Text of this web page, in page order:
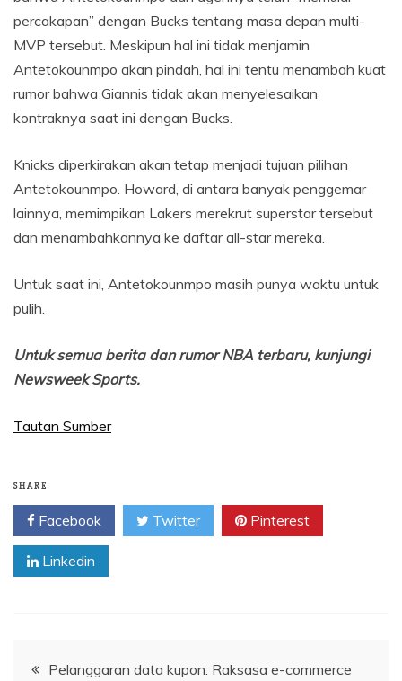
percakapan” dengan Bucks tentang masa depan multi-
MVP tersebut. Meskipun hal ini tidak menjamin
Antetokounmpo akan pindah, hal ini tentu menambah kuat
rumor bahwa Giannis tidak akan menyelesaikan
kontraknya saat ini dengan Bucks.
Knicks diperkirakan akan tetap menjadi tujuan pilihan
Antetokounmpo. Howard, di antara banyak penggemar
lainnya, memimpikan Lakers merekrut superstar tersebut
dan menambahkannya ke daftar all-star mereka.
Untuk saat ini, Antetokounmpo masih punya waktu untuk
pulih.
Untuk semua berita dan rumor NBA terbaru, kunjungi
Newsweek Sports.
Tautan Sumber
SHARE
Facebook Twitter Pinterest
Linkedin
Navigasi
Pelanggaran data kupon: Raksasa e-commerce